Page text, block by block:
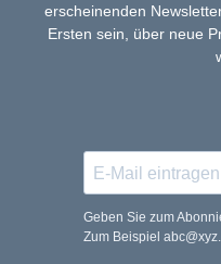
erscheinenden
Ersten sein, über neue
Geben Sie zum
Zum Beispiel